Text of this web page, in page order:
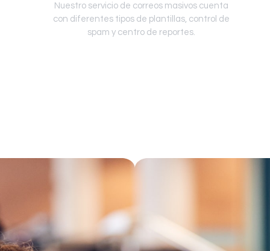
Nuestro servicio de correos masivos cuenta
con diferentes tipos de plantillas, control de
spam y centro de reportes.